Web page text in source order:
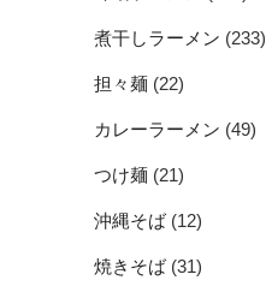
煮干しラーメン (233)
担々麺 (22)
カレーラーメン (49)
つけ麺 (21)
沖縄そば(12)
焼きそば(31)